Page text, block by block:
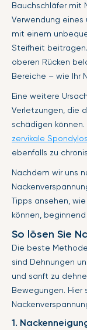
Bauchschläfer mit
Verwendung
mit einem
Steifheit
oberen Rücken
Bereiche – wie Ihr
Eine weitere
Verletzungen, die
schädigen können.
zervikale
ebenfalls zu
Nachdem wir uns
Tipps ansehen,
können,
So lösen Sie
Die beste
sind Dehnungen
und sanft zu
Bewegungen. Hier
1.